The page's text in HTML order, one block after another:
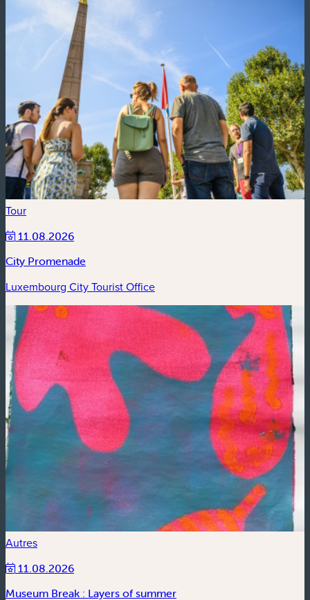
Tour
11.08.2026
City Promenade
Luxembourg City Tourist Office
Autres
11.08.2026
Museum Break : Layers of summer